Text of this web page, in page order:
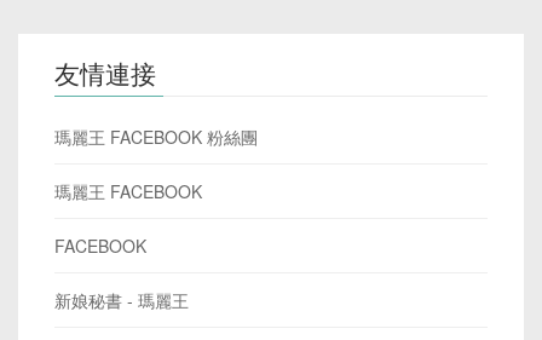
友情連接
瑪麗王 FACEBOOK 粉絲團
瑪麗王 FACEBOOK
FACEBOOK
新娘秘書 - 瑪麗王